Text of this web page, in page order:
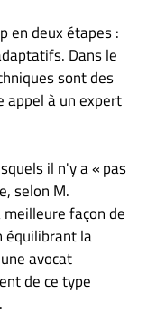
en deux étapes :
Dans le
sont des
appel à un expert
il n'y a « pas
selon M.
façon de
équilibrant la
avocat
de ce type